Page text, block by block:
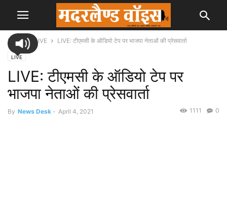
Home LIVE LIVE: टीएमसी के ऑडियो टेप पर भाजपा नेताओं की प्रेसवार्ता
LIVE
LIVE: टीएमसी के ऑडियो टेप पर
भाजपा नेताओं की प्रेसवार्ता
By News Desk - April 4, 2021 0
1111